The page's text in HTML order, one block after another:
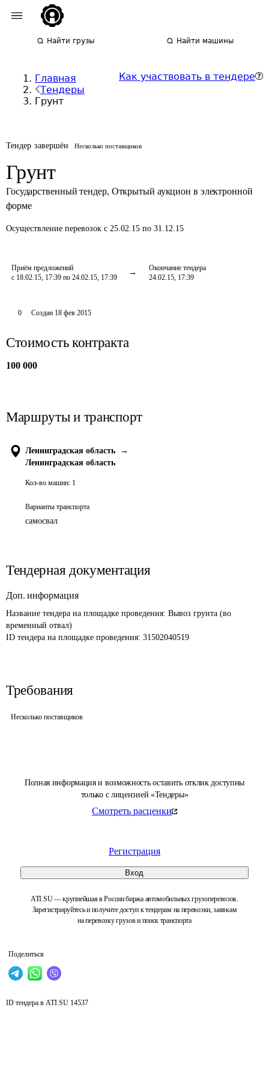
Найти грузы Найти машины
Главная
Тендеры
Грунт
Как участвовать в тендере
Тендер завершён Несколько поставщиков
Грунт
Государственный тендер, Открытый аукцион в электронной
форме
Осуществление перевозок с 25.02.15 по 31.12.15
Приём предложений
с 18.02.15, 17:39 по 24.02.15, 17:39
Окончание тендера
24.02.15, 17:39
Полная информация и возможность оставить отклик доступны
только с лицензией «Тендеры»
Смотреть расценки
Регистрация
Вход
ATI.SU — крупнейшая в России биржа автомобильных грузоперевозок.
Зарегистрируйтесь и получите доступ к тендерам на перевозки, заявкам
на перевозку грузов и поиск транспорта
Поделиться
0 Создан 18 фев 2015
Стоимость контракта
100 000
Маршруты и транспорт
Ленинградская область
→
Ленинградская область
Кол-во машин: 1
Варианты транспорта
самосвал
Тендерная документация
Доп. информация
Название тендера на площадке проведения: Вывоз грунта (во
временный отвал)
ID тендера на площадке проведения: 31502040519
Требования
Несколько поставщиков
ID тендера в ATI.SU 14537